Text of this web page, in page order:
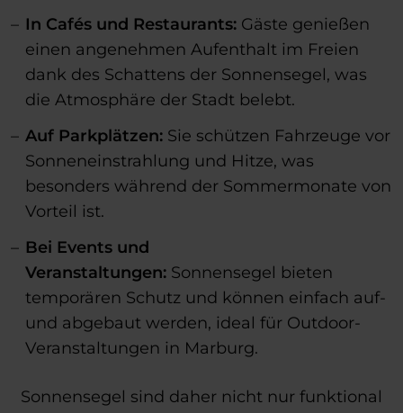
In Cafés und Restaurants: Gäste genießen
einen angenehmen Aufenthalt im Freien
dank des Schattens der Sonnensegel, was
die Atmosphäre der Stadt belebt.
Auf Parkplätzen: Sie schützen Fahrzeuge vor
Sonneneinstrahlung und Hitze, was
besonders während der Sommermonate von
Vorteil ist.
Bei Events und
Veranstaltungen: Sonnensegel bieten
temporären Schutz und können einfach auf-
und abgebaut werden, ideal für Outdoor-
Veranstaltungen in Marburg.
Sonnensegel sind daher nicht nur funktional